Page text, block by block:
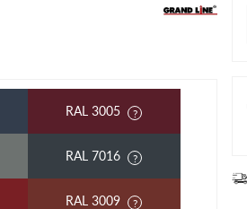
RAL 3005
RAL 7016
RAL 3009